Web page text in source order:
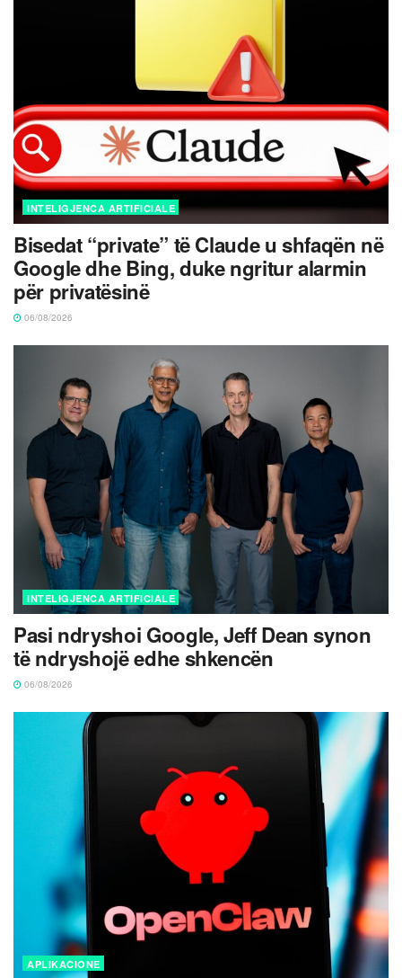
INTELIGJENCA ARTIFICIALE
Bisedat “private” të Claude u shfaqën në
Google dhe Bing, duke ngritur alarmin
për privatësinë
06/08/2026
INTELIGJENCA ARTIFICIALE
Pasi ndryshoi Google, Jeff Dean synon
të ndryshojë edhe shkencën
06/08/2026
APLIKACIONE